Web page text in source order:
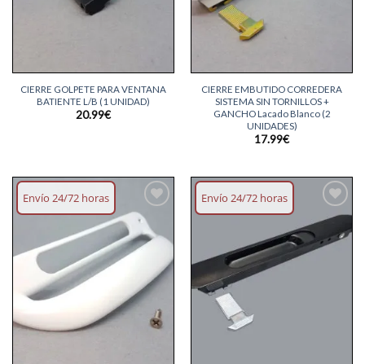
CIERRE GOLPETE PARA VENTANA
BATIENTE L/B (1 UNIDAD)
20.99€
CIERRE EMBUTIDO CORREDERA
SISTEMA SIN TORNILLOS +
GANCHO Lacado Blanco (2
UNIDADES)
17.99€
Envío 24/72 horas
Añadir
lista
deseos
Envío 24/72 horas
Añadir
deseos